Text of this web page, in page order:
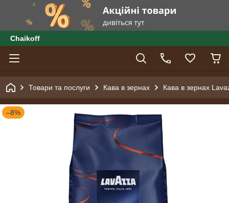
Сhaikoff
Товари та послуги Кава в зернах Кава в зернах
–8%